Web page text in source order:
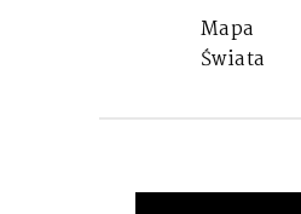
Mapa
Świata